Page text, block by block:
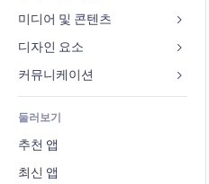
사이트 통계
사이트 목록
이메일
배송
판매 버튼
회계
쿠폰 및 로열티
창고 서비스
호텔
이벤트
음식점
부동산
예약
미디어 및 콘텐츠
갤러리
뮤직
팟캐스트
사진
동영상
PDF
디자인 요소
지도 및 내비게이션
개인정보 및 보안
시계
페이지 템플릿
이미지 효과
양식
블로그
설문
채팅
둘러보기
추천 앱
최신 앱